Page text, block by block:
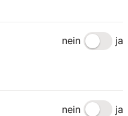
nein ja
nein
ja